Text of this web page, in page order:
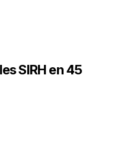
SIRH en 45